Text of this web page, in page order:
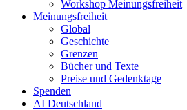
Workshop Meinungsfreiheit
Meinungsfreiheit
Global
Geschichte
Grenzen
Bücher und Texte
Preise und Gedenktage
Spenden
AI Deutschland